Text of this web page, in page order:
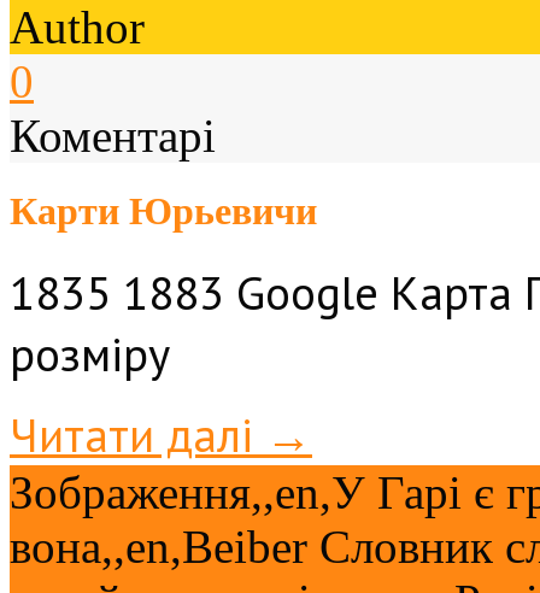
Author
0
Коментарі
Карти Юрьевичи
1835 1883 Google Карта
розміру
Читати далі →
Зображення,,en,У Гарі є
вона,,en,Beiber Словник